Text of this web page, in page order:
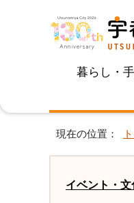
暮らし・
現在の位置：
イベント・